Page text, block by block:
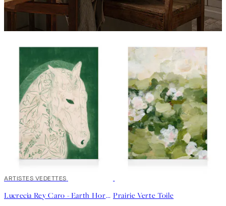
40%*
ARTISTES VEDETTES
Lucrecia Rey Caro - Earth Horse Toile Prairie Verte Toile